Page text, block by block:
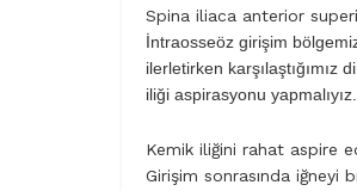
Spina iliaca anterior
İntraosseöz girişim
ilerletirken karşılaştığımız
iliği aspirasyonu
Kemik iliğini rahat aspire
Girişim sonrasında iğneyi